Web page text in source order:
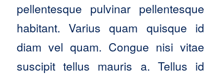
pellentesque pulvinar pellentesque
habitant. Varius quam quisque id
diam vel quam. Congue nisi vitae
suscipit tellus mauris a. Tellus id